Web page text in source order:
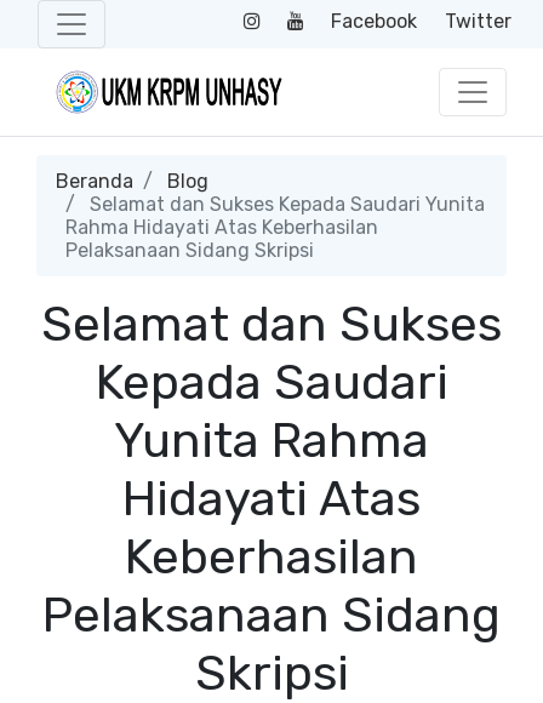
Facebook Twitter
Beranda
Blog
Selamat dan Sukses Kepada Saudari Yunita
Rahma Hidayati Atas Keberhasilan
Pelaksanaan Sidang Skripsi
Selamat dan Sukses
Kepada Saudari
Yunita Rahma
Hidayati Atas
Keberhasilan
Pelaksanaan Sidang
Skripsi